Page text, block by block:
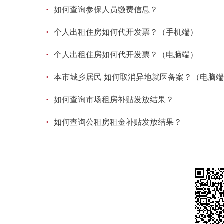
· 如何查询参保人员缴费信息？
· 个人出租住房如何代开发票？（手机端）
· 个人出租住房如何代开发票？（电脑端）
· 本市城乡居民 如何取消异地就医备案？（电脑
· 如何查询市场租房补贴发放结果？
· 如何查询公租房租金补贴发放结果？